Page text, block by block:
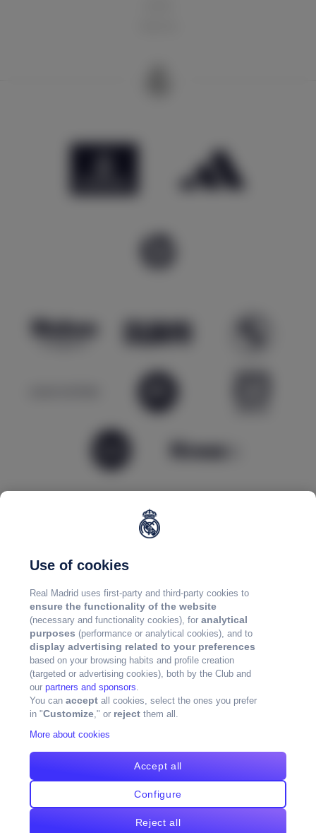
Use of cookies
Real Madrid uses first-party and third-party cookies to
ensure the functionality of the website
(necessary and functionality cookies), foranalytical
purposes (performance or analytical cookies), and to
display advertising related to your preferences
based on your browsing habits and profile creation
(targeted or advertising cookies), both by the Club and
ourpartners and sponsors.
You canaccept all cookies, select the ones you prefer
in "Customize," or reject them all.
More about cookies
Configure
Reject all
Accept all